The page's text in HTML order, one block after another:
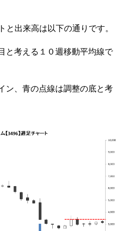
と出来高は以下の通りです。
と考える１０週移動平均線で
ン、青の点線は調整の底と考